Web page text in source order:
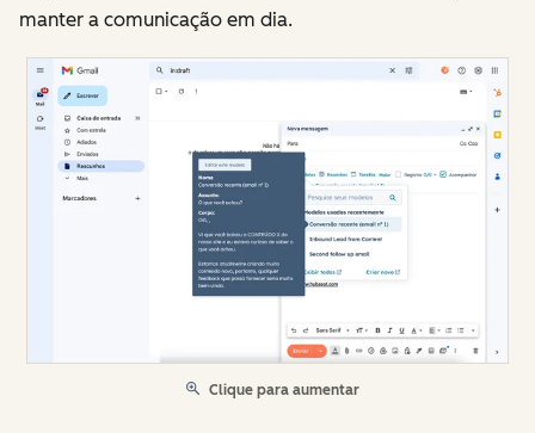
manter a comunicação em dia.
Clique para aumentar